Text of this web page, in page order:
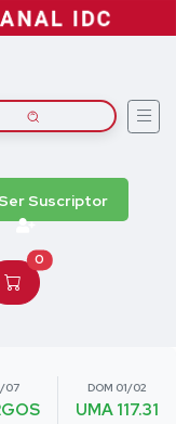
Suscriptor
0
07 DOM 01/02
UMA 117.31